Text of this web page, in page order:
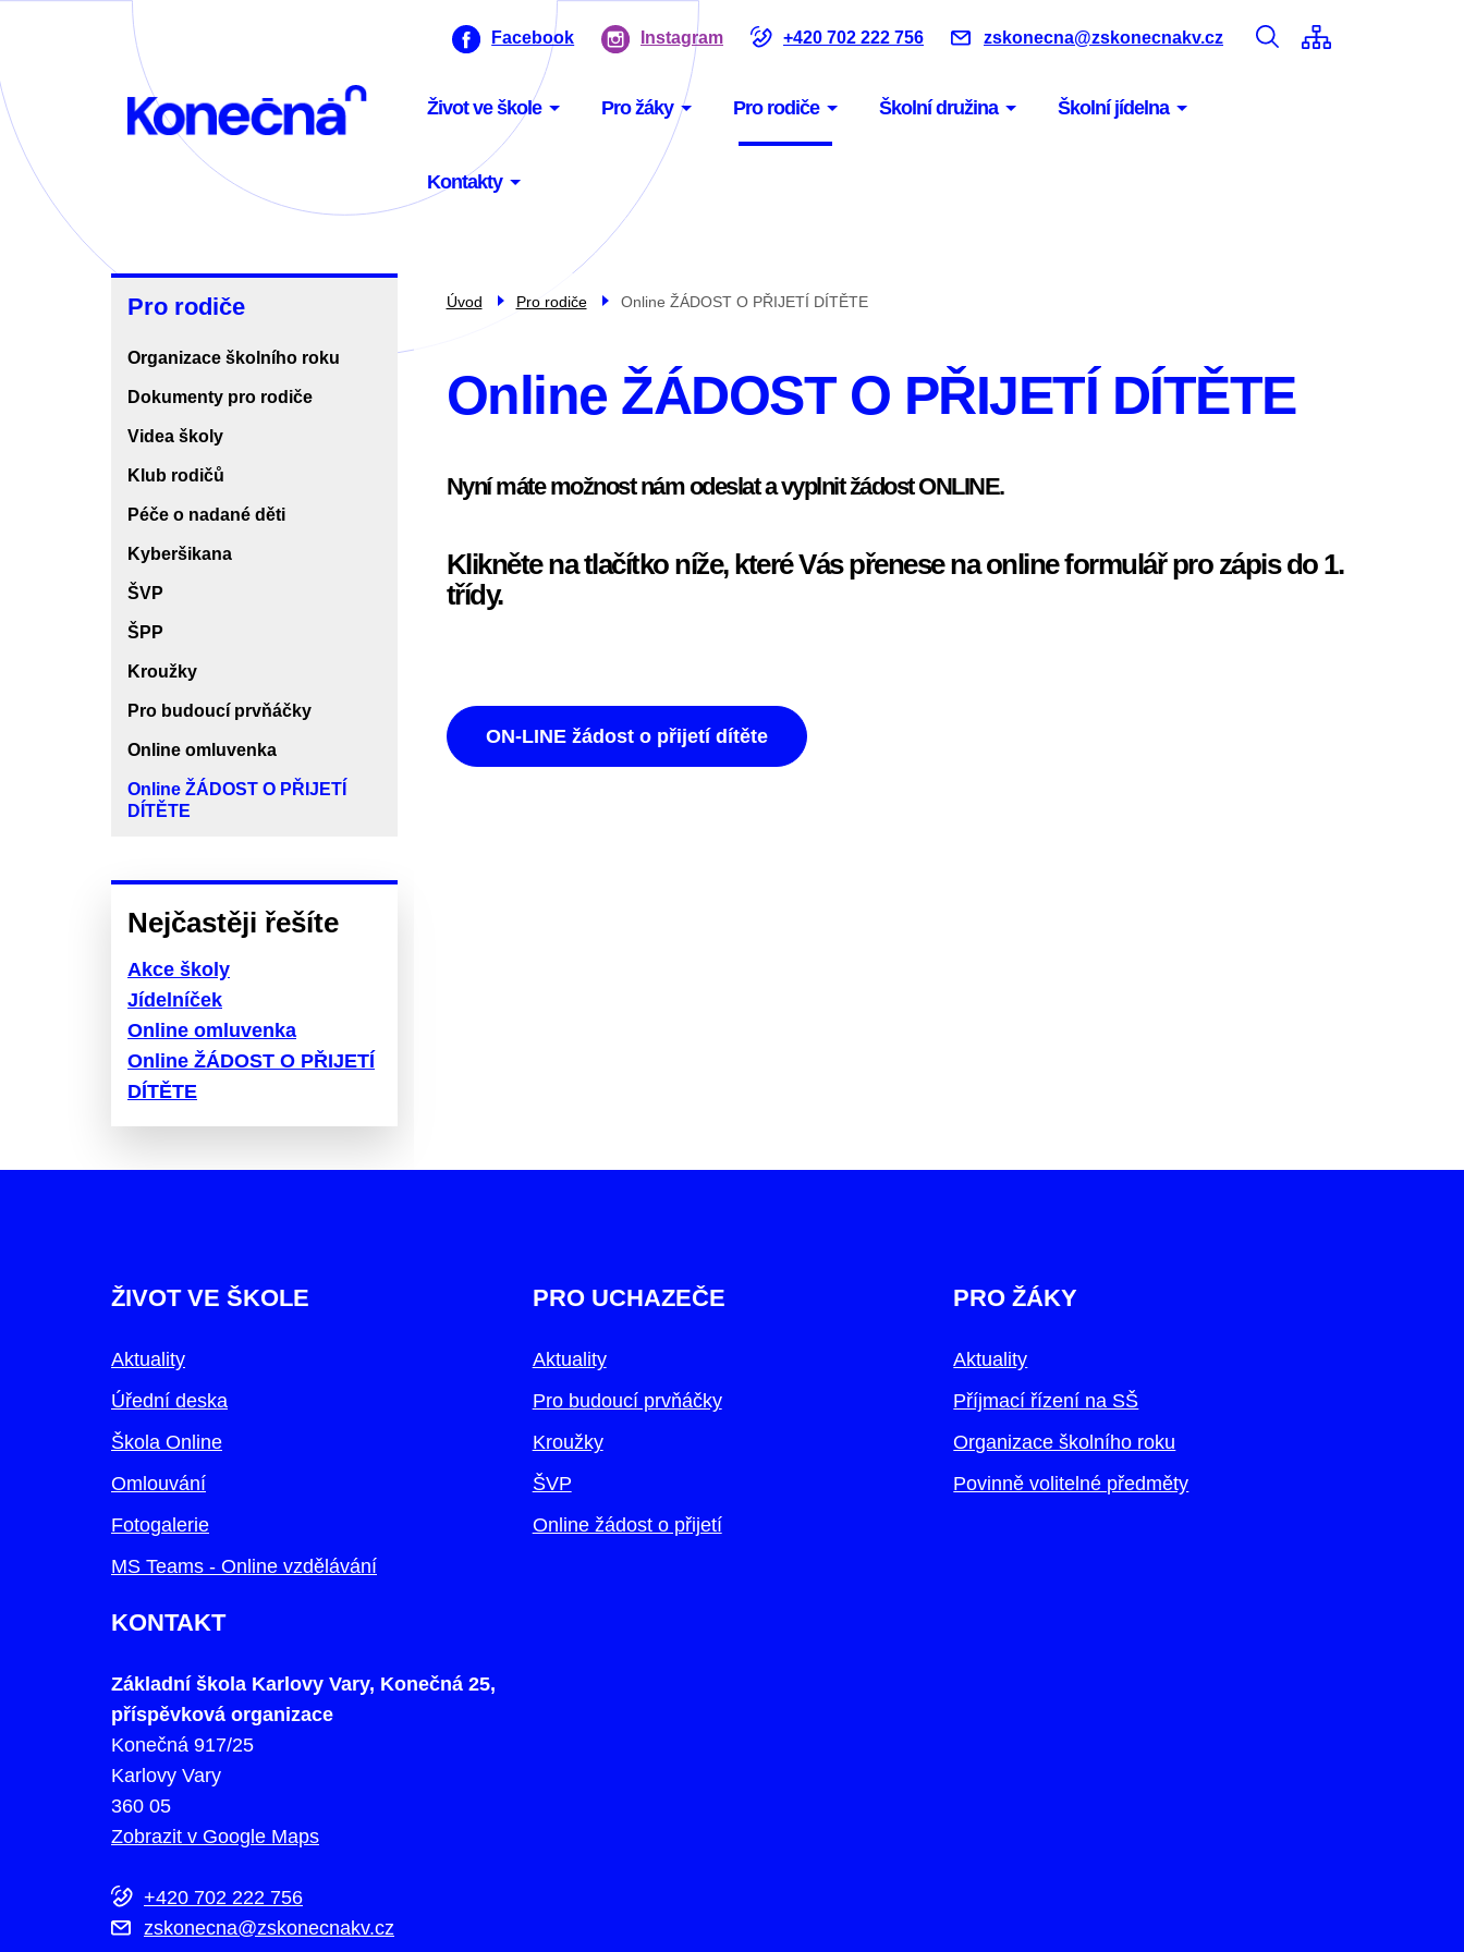
obsahu
Facebook Instagram +420 702 222 756 zskonecna@zskonecnakv.cz
Menu
navigace
Život ve škole Pro žáky Pro rodiče Školní družina Školní jídelna
Kontakty
Pro
rodiče
Pro rodiče
Organizace školního roku
Dokumenty pro rodiče
Videa školy
Klub rodičů
Péče o nadané děti
Kyberšikana
ŠVP
ŠPP
Kroužky
Pro budoucí prvňáčky
Online omluvenka
Online ŽÁDOST O PŘIJETÍ
DÍTĚTE
Nejčastěji řešíte
Akce školy
Jídelníček
Online omluvenka
Online ŽÁDOST O PŘIJETÍ
DÍTĚTE
Úvod Pro rodiče Online ŽÁDOST O PŘIJETÍ DÍTĚTE
Online ŽÁDOST O PŘIJETÍ DÍTĚTE
Nyní máte možnost nám odeslat a vyplnit žádost ONLINE.
Klikněte na tlačítko níže, které Vás přenese na online formulář pro zápis do 1.
třídy.
ON-LINE žádost o přijetí dítěte
ŽIVOT VE ŠKOLE
Aktuality
Úřední deska
Škola Online
Omlouvání
Fotogalerie
MS Teams - Online vzdělávání
PRO UCHAZEČE
Aktuality
Pro budoucí prvňáčky
Kroužky
ŠVP
Online žádost o přijetí
PRO ŽÁKY
Aktuality
Příjmací řízení na SŠ
Organizace školního roku
Povinně volitelné předměty
KONTAKT
Základní škola Karlovy Vary, Konečná 25,
příspěvková organizace
Konečná 917/25
Karlovy Vary
360 05
Zobrazit v Google Maps
+420 702 222 756
zskonecna@zskonecnakv.cz